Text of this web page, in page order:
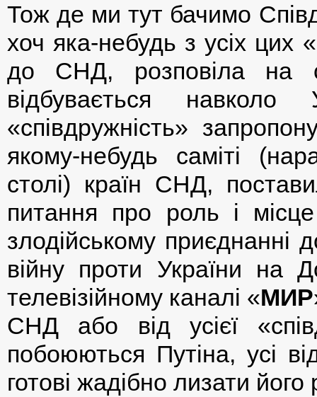
Тож де ми тут бачимо
хоч яка-небудь з усіх
до СНД, розповіла на
відбувається
«співдружність»
якому-небудь саміті
столі) країн СНД,
питання про роль і
злодійському приєднанні
війну проти України на
телевізійному каналі «МИР
СНД або від усієї
побоюються Путіна, усі
готові жадібно лизати його